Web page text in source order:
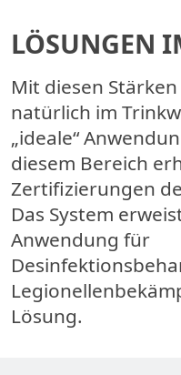
LÖSUNGEN
Mit diesen
natürlich im
„ideale“
diesem Bereich
Zertifizierungen
Das System
Anwendung für
Lösung.